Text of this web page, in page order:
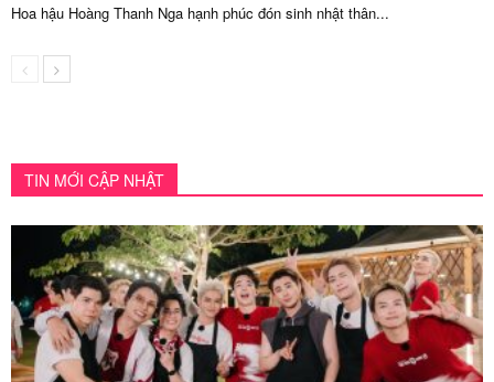
Hoa hậu Hoàng Thanh Nga hạnh phúc đón sinh nhật thân...
TIN MỚI CẬP NHẬT